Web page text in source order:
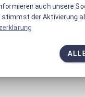
auch unsere
stimmst der Aktivierung